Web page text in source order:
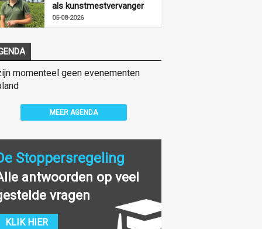
als kunstmestvervanger
05-08-2026
momenteel geen evenementen
MEER AGENDA
Stoppersregeling
antwoorden op veel
vragen
KLIK HIER